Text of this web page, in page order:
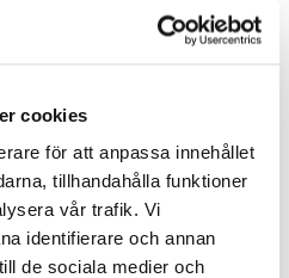
cookies
för att anpassa innehållet
tillhandahålla funktioner
vår trafik. Vi
identifierare och annan
de sociala medier och
genom gemensamma